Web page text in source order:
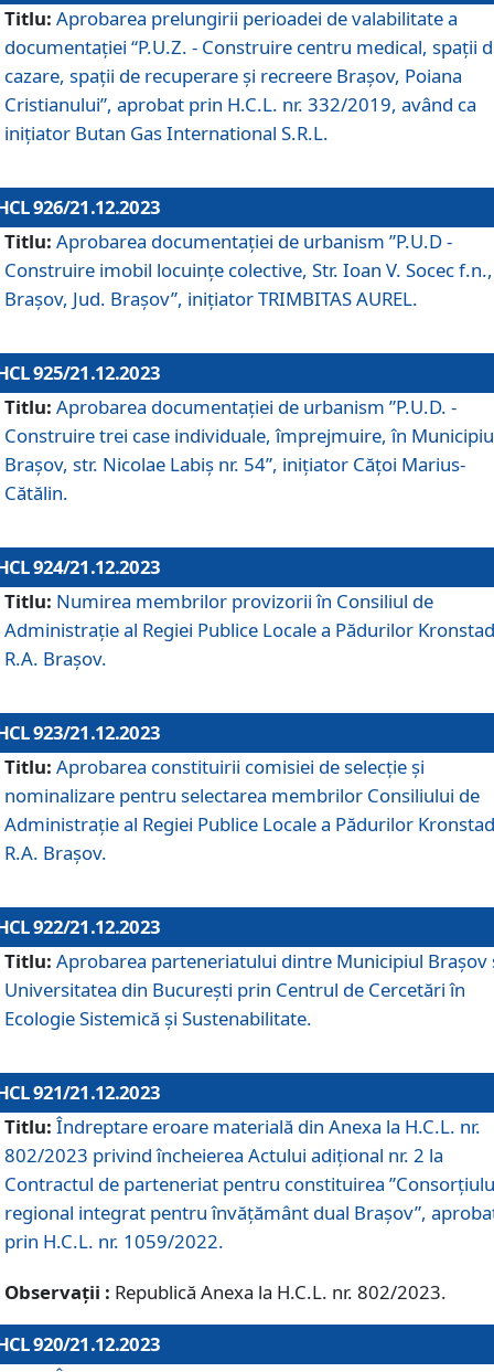
Titlu: Aprobarea prelungirii perioadei de valabilitate a
documentaţiei “P.U.Z. - Construire centru medical, spații
cazare, spații de recuperare și recreere Brașov, Poiana
Cristianului”, aprobat prin H.C.L. nr. 332/2019, având ca
inițiator Butan Gas International S.R.L.
926/21.12.2023
Titlu: Aprobarea documentaţiei de urbanism ”P.U.D -
Construire imobil locuințe colective, Str. Ioan V. Socec f.n.,
Brașov, Jud. Brașov”, inițiator TRIMBITAS AUREL.
925/21.12.2023
Titlu: Aprobarea documentaţiei de urbanism ”P.U.D. -
Construire trei case individuale, împrejmuire, în
Brașov, str. Nicolae Labiș nr. 54”, inițiator Cățoi Marius-
Cătălin.
924/21.12.2023
Titlu: Numirea membrilor provizorii în Consiliul de
Administraţie al Regiei Publice Locale a Pădurilor
R.A. Brașov.
923/21.12.2023
Titlu: Aprobarea constituirii comisiei de selecție și
nominalizare pentru selectarea membrilor Consiliului de
Administrație al Regiei Publice Locale a Pădurilor
R.A. Brașov.
922/21.12.2023
Titlu: Aprobarea parteneriatului dintre Municipiul Brașov
Universitatea din București prin Centrul de Cercetări în
Ecologie Sistemică și Sustenabilitate.
921/21.12.2023
Titlu: Îndreptare eroare materială din Anexa la H.C.L. nr.
802/2023 privind încheierea Actului adițional nr. 2 la
Contractul de parteneriat pentru constituirea
regional integrat pentru învățământ dual Brașov”,
prin H.C.L. nr. 1059/2022.
Observații : Republică Anexa la H.C.L. nr. 802/2023.
920/21.12.2023